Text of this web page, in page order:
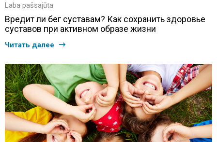
Laba pašsajūta
Вредит ли бег суставам? Как сохранить здоровье
суставов при активном образе жизни
Читать далее